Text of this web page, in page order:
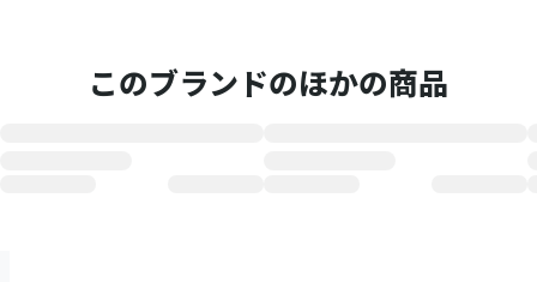
このブランドのほかの商品